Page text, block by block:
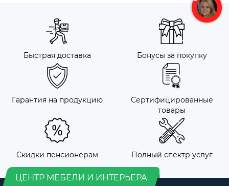
Быстрая доставка Бонусы за покупку
Гарантия на продукцию
Сертифицированные
товары
Скидки пенсионерам Полный спектр услуг
ЦЕНТР МЕБЕЛИ И ИНТЕРЬЕРА